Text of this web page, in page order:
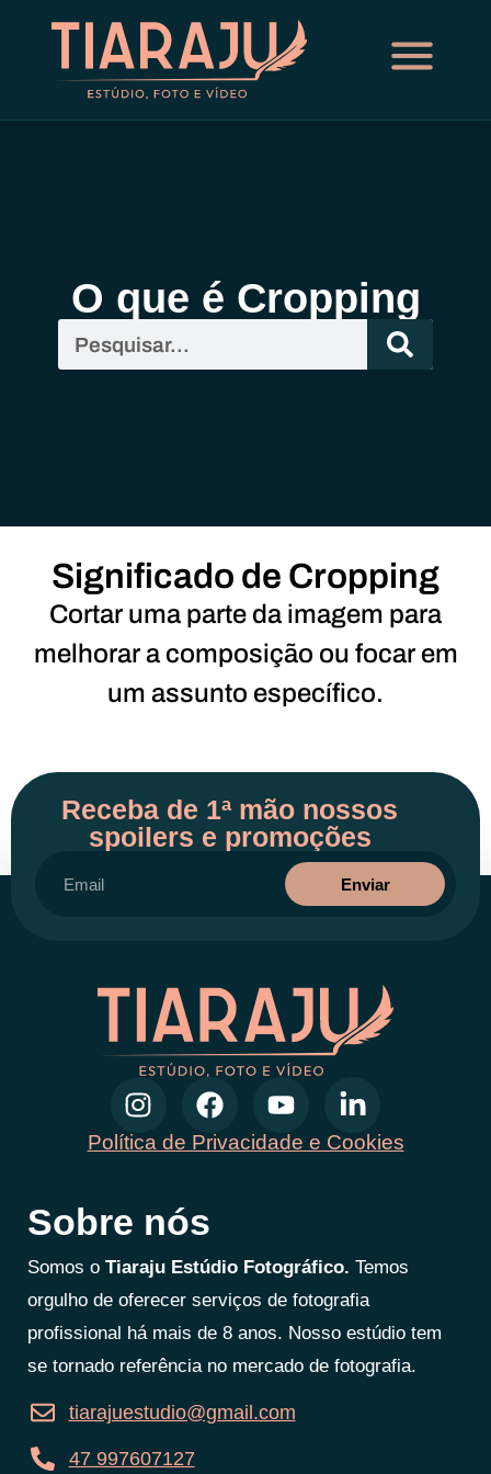
O que é Cropping
Significado de Cropping
Cortar uma parte da imagem para
melhorar a composição ou focar em
um assunto específico.
Receba de 1ª mão nossos
spoilers e promoções
Enviar
Política de Privacidade e Cookies
Sobre nós
Somos o Tiaraju Estúdio Fotográfico. Temos
orgulho de oferecer serviços de fotografia
profissional há mais de 8 anos. Nosso estúdio tem
se tornado referência no mercado de fotografia.
tiarajuestudio@gmail.com
47 997607127